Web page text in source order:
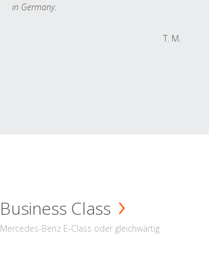
in Germany.
T. M.
Business Class
Mercedes-Benz E-Class oder gleichwärtig